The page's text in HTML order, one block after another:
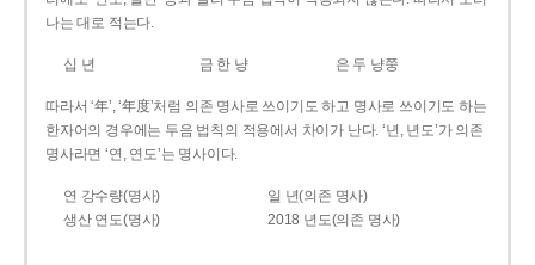
나는 대로 적는다.
십 년 금 한 냥 은 두 냥쭝
따라서 ‘年’, ‘年度’처럼 의존 명사로 쓰이기도 하고 명사로 쓰이기도 하는
한자어의 경우에는 두음 법칙의 적용에서 차이가 난다. ‘년, 년도’가 의존
명사라면 ‘연, 연도’는 명사이다.
연 강수량(명사)
일 년(의존 명사)
생산 연도(명사)
2018 년도(의존 명사)